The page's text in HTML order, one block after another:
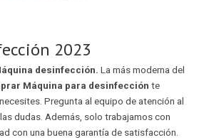
2023
desinfección. La más moderna del
Máquina para desinfección te
Pregunta al equipo de atención al
dudas. Además, solo trabajamos con
con una buena garantía de satisfacción.